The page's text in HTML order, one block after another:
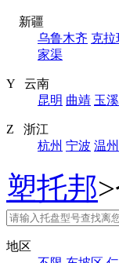
新疆
乌鲁木齐 克拉
家渠
Y 云南
昆明 曲靖 玉溪
Z 浙江
杭州 宁波 温州
塑托邦
地区